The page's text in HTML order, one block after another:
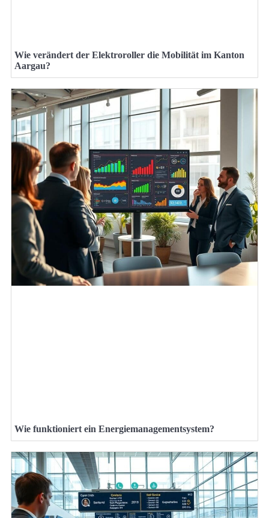
Wie verändert der Elektroroller die Mobilität im Kanton
Aargau?
Wie funktioniert ein Energiemanagementsystem?